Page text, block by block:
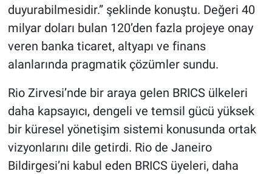
duyurabilmesidir.” şeklinde konuştu. Değeri 40
milyar doları bulan 120’den fazla projeye onay
veren banka ticaret, altyapı ve finans
alanlarında pragmatik çözümler sundu.
Rio Zirvesi’nde bir araya gelen BRICS ülkeleri
daha kapsayıcı, dengeli ve temsil gücü yüksek
bir küresel yönetişim sistemi konusunda ortak
vizyonlarını dile getirdi. Rio de Janeiro
Bildirgesi’ni kabul eden BRICS üyeleri, daha